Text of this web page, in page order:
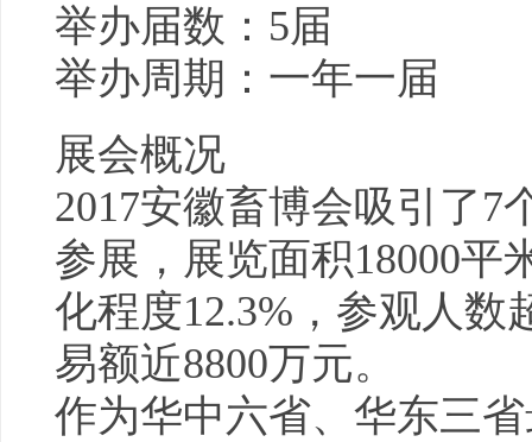
举办届数：5届
举办周期：一年一届
展会概况
2017安徽畜博会吸引了7
参展，展览面积18000平
化程度12.3%，参观人数
易额近8800万元。
作为华中六省、华东三